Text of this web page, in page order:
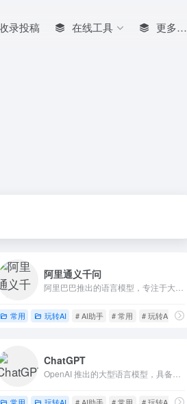
录投稿 在线工具 更多…
阿里通义千问
常用 玩转AI # AI助手 # 常用 # 玩转AI
ChatGPT